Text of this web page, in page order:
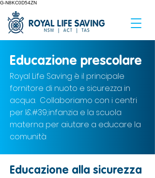
G-N8KC0D54ZN
Educazione prescolare
Royal Life Saving è il principale
fornitore di nuoto e sicurezza in
acqua. Collaboriamo con i centri
per l&#39;infanzia e la scuola
materna per aiutare a educare la
comunità
Educazione alla sicurezza